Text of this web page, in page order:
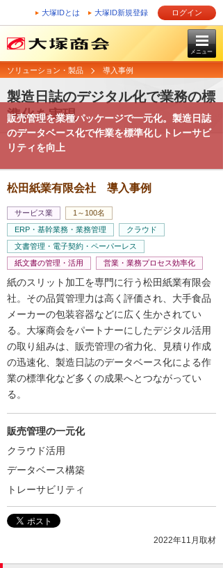
大塚IDとは 大塚ID新規登録 ログイン
メニュー
ソリューション・製品 導入事例
製造日誌のデジタル化で業務の標
準化を実現
販売管理を業種パッケージで一元化。製造日誌
のデータベース化で作業を標準化しトレーサビ
リティを向上
松田紙業有限会社 導入事例
サービス業
1～100名
ERP・基幹業務・業務管理
クラウド
文書管理・電子契約・ペーパーレス
紙文書の管理・活用
営業・業務プロセス効率化
紙のスリット加工を専門に行う松田紙業有限会
社。その品質管理力は高く評価され、大手食品
メーカーの包装容器などに広く生かされてい
る。大塚商会をパートナーにしたデジタル活用
の取り組みは、販売管理の省力化、見積り作成
の迅速化、製造日誌のデータベース化による作
業の標準化など多くの成果へとつながってい
る。
販売管理の一元化
クラウド活用
データベース構築
トレーサビリティ
2022年11月取材